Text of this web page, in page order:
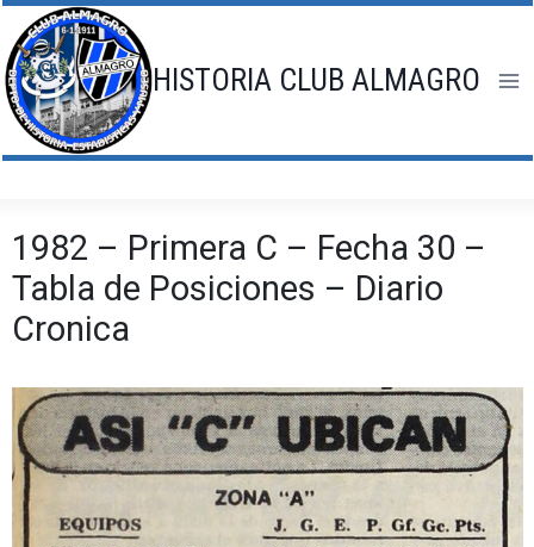
Saltar
al
contenido
HISTORIA CLUB ALMAGRO
1982 – Primera C – Fecha 30 –
Tabla de Posiciones – Diario
Cronica